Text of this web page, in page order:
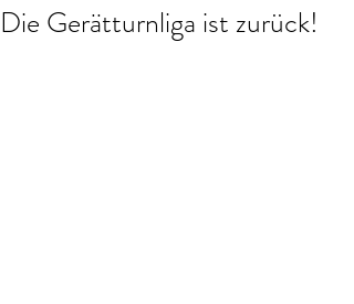
Die Gerätturnliga ist zurück!